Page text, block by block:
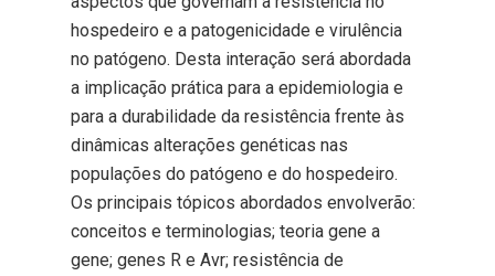
hospedeiro e a patogenicidade e virulência
no patógeno. Desta interação será abordada
a implicação prática para a epidemiologia e
para a durabilidade da resistência frente às
dinâmicas alterações genéticas nas
populações do patógeno e do hospedeiro.
Os principais tópicos abordados envolverão:
conceitos e terminologias; teoria gene a
gene; genes R e Avr; resistência de